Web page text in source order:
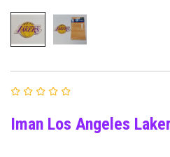
Iman Los Angeles